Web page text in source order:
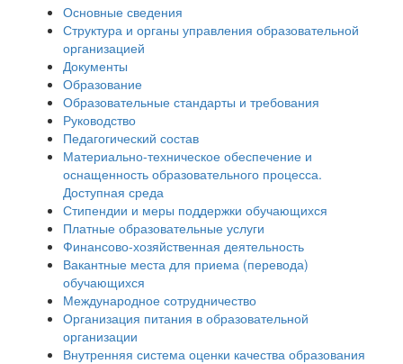
Основные сведения
Структура и органы управления образовательной
организацией
Документы
Образование
Образовательные стандарты и требования
Руководство
Педагогический состав
Материально-техническое обеспечение и
оснащенность образовательного процесса.
Доступная среда
Стипендии и меры поддержки обучающихся
Платные образовательные услуги
Финансово-хозяйственная деятельность
Вакантные места для приема (перевода)
обучающихся
Международное сотрудничество
Организация питания в образовательной
организации
Внутренняя система оценки качества образования